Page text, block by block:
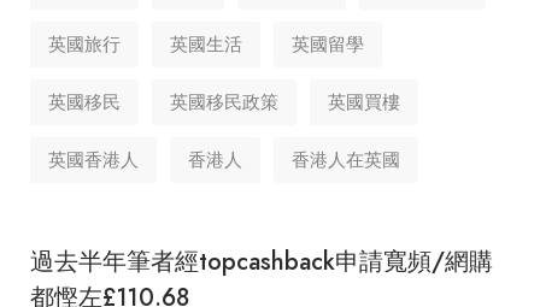
英國旅行 英國生活 英國留學
英國移民 英國移民政策 英國買樓
英國香港人 香港人 香港人在英國
過去半年筆者經topcashback申請寬頻/網購
都慳左£110.68